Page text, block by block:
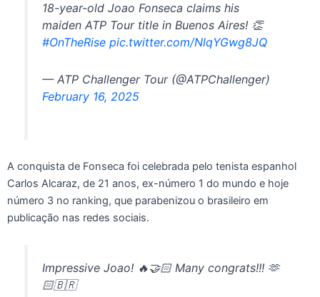
18-year-old Joao Fonseca claims his
maiden ATP Tour title in Buenos Aires! 👏
#OnTheRise pic.twitter.com/NlqYGwg8JQ
— ATP Challenger Tour (@ATPChallenger)
February 16, 2025
A conquista de Fonseca foi celebrada pelo tenista espanhol
Carlos Alcaraz, de 21 anos, ex-número 1 do mundo e hoje
número 3 no ranking, que parabenizou o brasileiro em
publicação nas redes sociais.
Impressive Joao! 🔥🤝🏻 Many congrats!!! 🫶
🏻🇧🇷